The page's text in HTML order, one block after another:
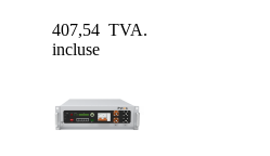
407,54 TVA.
incluse